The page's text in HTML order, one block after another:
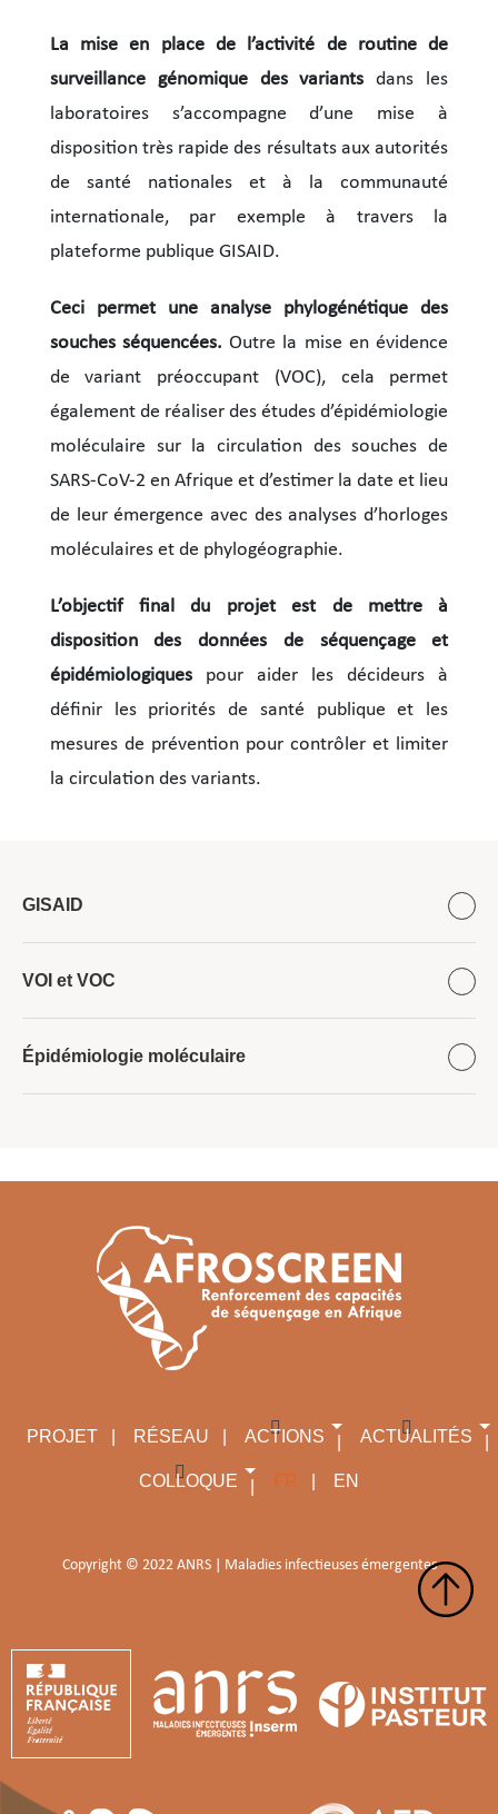
La mise en place de l’activité de routine de
surveillance génomique des variants dans les
laboratoires s’accompagne d’une mise à
disposition très rapide des résultats aux autorités
de santé nationales et à la communauté
internationale, par exemple à travers la
plateforme publique GISAID.
Ceci permet une analyse phylogénétique des
souches séquencées. Outre la mise en évidence
de variant préoccupant (VOC), cela permet
également de réaliser des études d’épidémiologie
moléculaire sur la circulation des souches de
SARS-CoV-2 en Afrique et d’estimer la date et lieu
de leur émergence avec des analyses d’horloges
moléculaires et de phylogéographie.
L’objectif final du projet est de mettre à
disposition des données de séquençage et
épidémiologiquespour aider les décideurs à
définir les priorités de santé publique et les
mesures de prévention pour contrôler et limiter
la circulation des variants.
GISAID
VOI et VOC
Épidémiologie moléculaire
PROJET RÉSEAU ACTIONS ACTUALITÉS
COLLOQUE FR EN
Copyright © 2022 ANRS | Maladies infectieuses émergentes